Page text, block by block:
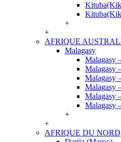
+
+
AFRIQUE
Malagasy
Malagasy
Malagasy
Malagasy
Malagasy
Malagasy
Malagasy
+
+
AFRIQUE DU NORD